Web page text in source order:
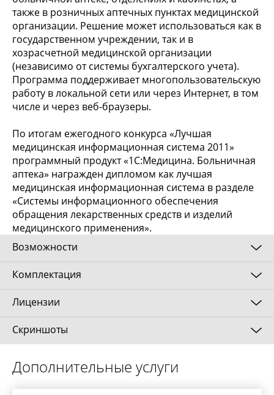
также в розничных аптечных пунктах медицинской
организации. Решение может использоваться как в
государственном учреждении, так и в
хозрасчетной медицинской организации
(независимо от системы бухгалтерского учета).
Программа поддерживает многопользовательскую
работу в локальной сети или через Интернет, в том
числе и через веб-браузеры.
По итогам ежегодного конкурса «Лучшая
медицинская информационная система 2011»
программный продукт «1С:Медицина. Больничная
аптека» награжден дипломом как лучшая
медицинская информационная система в разделе
«Системы информационного обеспечения
обращения лекарственных средств и изделий
медицинского применения».
Возможности
В программе реализован универсальный подход
разного вида: медикаментов, расходных
учета лекарственных препаратов предусмотрены
специализированные механизмы, которые
подразумевают ведение аналитического учета и
формирование отчетности по классификационным
признакам лекарств:
Комплектация
Основная поставка программного продукта
себя:
платформы "1С:Предприятие 8"
Лицензии
Клиентская лицензия
Программная
Скриншоты
Дополнительные услуги